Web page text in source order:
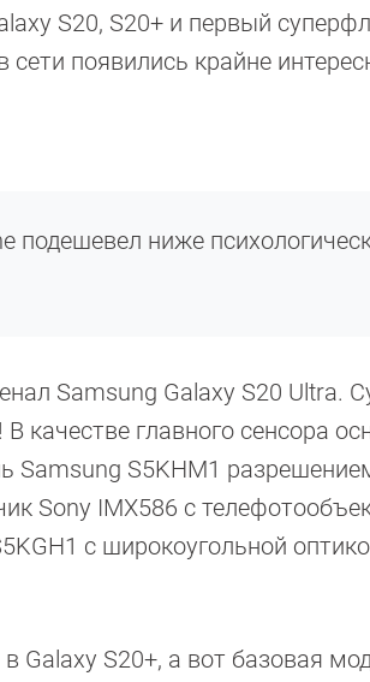
S20, S20+ и первый
появились крайне
подешевел ниже
Samsung Galaxy S20 Ultra.
качестве главного сенсора
Samsung S5KHM1
Sony IMX586 с
с широкоугольной
Galaxy S20+, а вот базовая